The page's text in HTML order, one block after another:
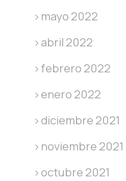
mayo 2022
abril 2022
febrero 2022
enero 2022
diciembre 2021
noviembre 2021
octubre 2021